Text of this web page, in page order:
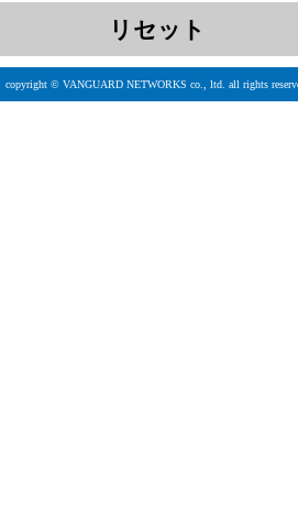
copyright © VANGUARD NETWORKS co., ltd. all rights